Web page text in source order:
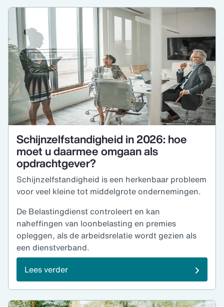
Schijnzelfstandigheid in 2026: hoe
moet u daarmee omgaan als
opdrachtgever?
Schijnzelfstandigheid is een herkenbaar probleem
voor veel kleine tot middelgrote ondernemingen.
De Belastingdienst controleert en kan
naheffingen van loonbelasting en premies
opleggen, als de arbeidsrelatie wordt gezien als
een dienstverband.
Lees verder